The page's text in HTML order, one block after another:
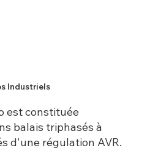
Industriels
est constituée
balais triphasés à
d'une régulation AVR.